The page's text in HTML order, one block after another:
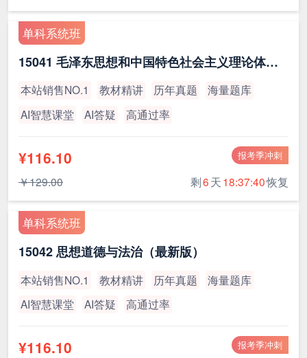
单科系统班
15041 毛泽东思想和中国特色社会主义理论体系概论（最新版）
本站销售NO.1 教材精讲 历年真题
海量题库
AI智慧课堂
AI答疑 高通过率
报考季冲刺
¥116.10
￥129.00 剩6天18:37:39恢复
单科系统班
15042 思想道德与法治（最新版）
本站销售NO.1 教材精讲 历年真题
海量题库
AI智慧课堂
AI答疑 高通过率
报考季冲刺
¥116.10